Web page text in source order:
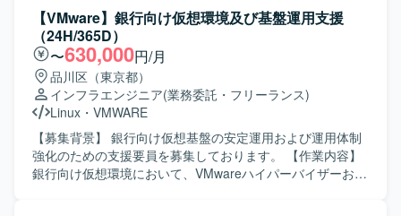
できます。AWSなどクラウドサービスやBIツールを幅広く
扱うことで、データ基盤構築やクラウド移行のスキルを高
めることができ、今後のキャリア形成にもつながるポジシ
ョンです。 【開発環境】 AWSを中心としたクラウド環境上
で、Oracle・MySQLなどのデータベースを用いたデータ基
盤を構築します。Python、React、Next.jsなどを利用したア
プリケーション開発や、BIツールによるデータ可視化を行
います。
問い合わせ対応、既存PGの改修や小規模な追加開発などを
行っていただきます。また、Bronze/Silver/Gold構造で加工
されたデータのDWH格納に関するジョブ監視や調整、
Systemwalkerを用いたジョブ管理業務にも携わっていただ
きます。Domoで可視化されるデータの品質維持に向けた運
用改善やチューニングもご対応いただきます。 【求める人
物像】 データ基盤運用に責任感を持ち、障害発生時にも落
ち着いて状況整理と関係者への説明ができる方を求めてお
ります。新しいクラウドサービスやデータ関連技術に対し
て前向きにキャッチアップし、自ら改善提案ができる方に
【VMware】銀行向け仮想環境及び基盤運用支援
（24H/365D）
〜630,000円/月
品川区（東京都）
インフラエンジニア(業務委託・フリーランス)
Linux ・ VMWARE
【募集背景】 銀行向け仮想基盤の安定運用および運用体制
強化のための支援要員を募集しております。 【作業内容】
銀行向け仮想環境において、VMwareハイパーバイザーおよ